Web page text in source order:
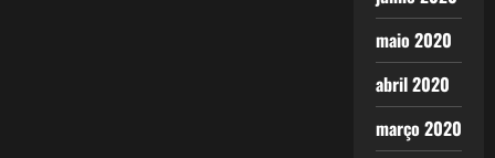
maio 2020
abril 2020
março 2020